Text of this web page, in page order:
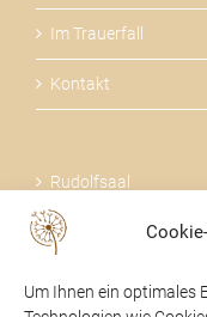
Um Ihnen ein optimales
Im Trauerfall
Kontakt
Rudolfsaal
Über uns